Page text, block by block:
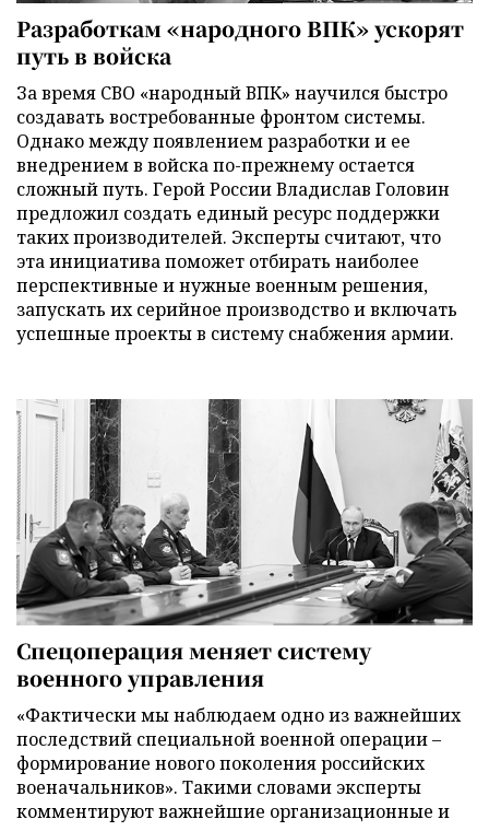
Разработкам «народного ВПК» ускорят
путь в войска
За время СВО «народный ВПК» научился быстро
создавать востребованные фронтом системы.
Однако между появлением разработки и ее
внедрением в войска по-прежнему остается
сложный путь. Герой России Владислав Головин
предложил создать единый ресурс поддержки
таких производителей. Эксперты считают, что
эта инициатива поможет отбирать наиболее
перспективные и нужные военным решения,
запускать их серийное производство и включать
успешные проекты в систему снабжения армии.
Спецоперация меняет систему
военного управления
«Фактически мы наблюдаем одно из важнейших
последствий специальной военной операции –
формирование нового поколения российских
военачальников». Такими словами эксперты
комментируют важнейшие организационные и